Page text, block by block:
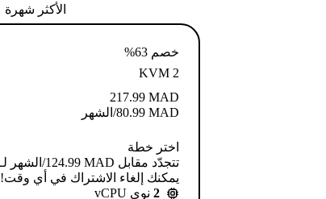
الأكثر شهرة
خصم 63%
KVM 2
MAD
217.99
MAD
80.99/الشهر
اختر خطة
يمكنك إلغاء الاشتراك في أي وقت!
2 نوى vCPU